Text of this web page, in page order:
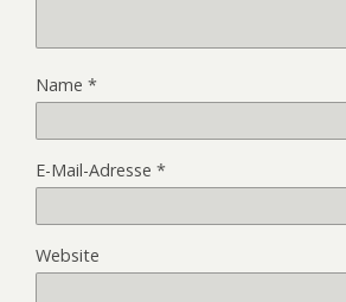
Name *
E-Mail-Adresse *
Website